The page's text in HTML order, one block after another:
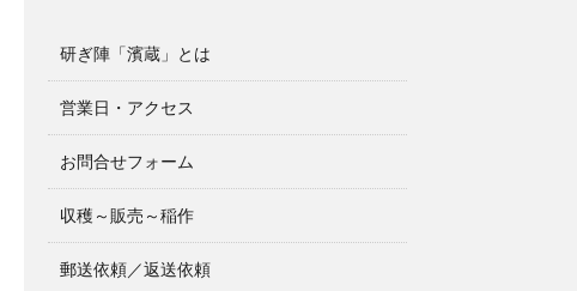
研ぎ陣「濱蔵」とは
営業日・アクセス
お問合せフォーム
収穫～販売～稲作
郵送依頼／返送依頼